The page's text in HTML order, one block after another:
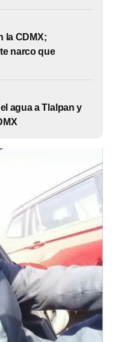
la CDMX;
narco que
agua a Tlalpan y